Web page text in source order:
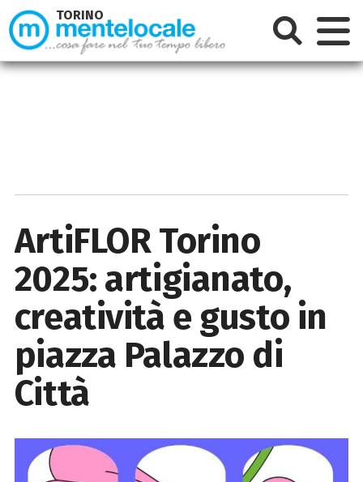
ArtiFLOR Torino
2025: artigianato,
creatività e gusto in
piazza Palazzo di
Città
TORINO